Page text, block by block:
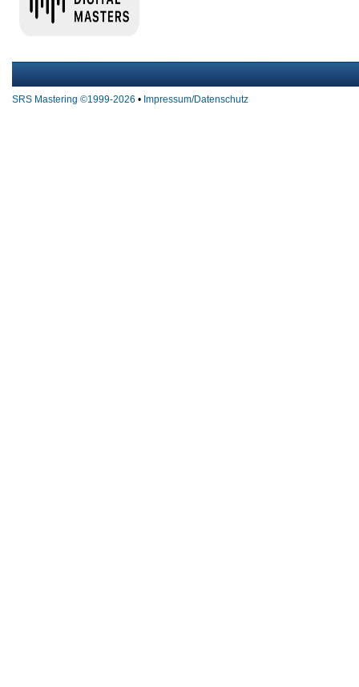
SRS Mastering ©1999-2026 • Impressum/Datenschutz